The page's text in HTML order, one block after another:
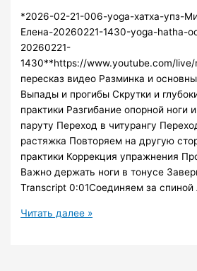
*2026-02-21-006-yoga-хатха-упз-
Елена-20260221-1430-yoga-hatha-
20260221-
1430**https://www.youtube.com/
пересказ видео Разминка и
Выпады и прогибы Скрутки и
практики Разгибание опорной ноги
паруту Переход в читурангу
растяжка Повторяем на другую
практики Коррекция упражнения
Важно держать ноги в тонусе
Transcript 0:01Соединяем за
2026-
Читать далее »